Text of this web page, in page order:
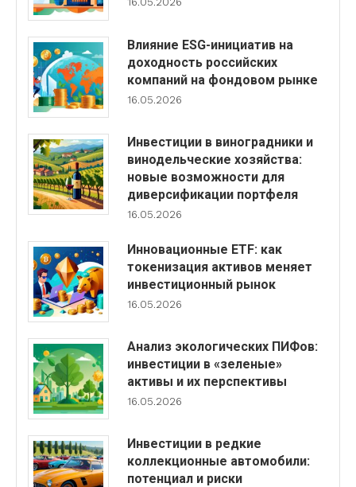
Влияние ESG-инициатив на
доходность российских
компаний на фондовом рынке
16.05.2026
Инвестиции в виноградники и
винодельческие хозяйства:
новые возможности для
диверсификации портфеля
16.05.2026
Инновационные ETF: как
токенизация активов меняет
инвестиционный рынок
16.05.2026
Анализ экологических ПИФов:
инвестиции в «зеленые»
активы и их перспективы
16.05.2026
Инвестиции в редкие
коллекционные автомобили:
потенциал и риски